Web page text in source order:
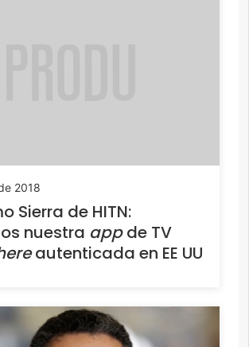
2018
Sierra de HITN:
nuestra appde TV
autenticada en EE UU